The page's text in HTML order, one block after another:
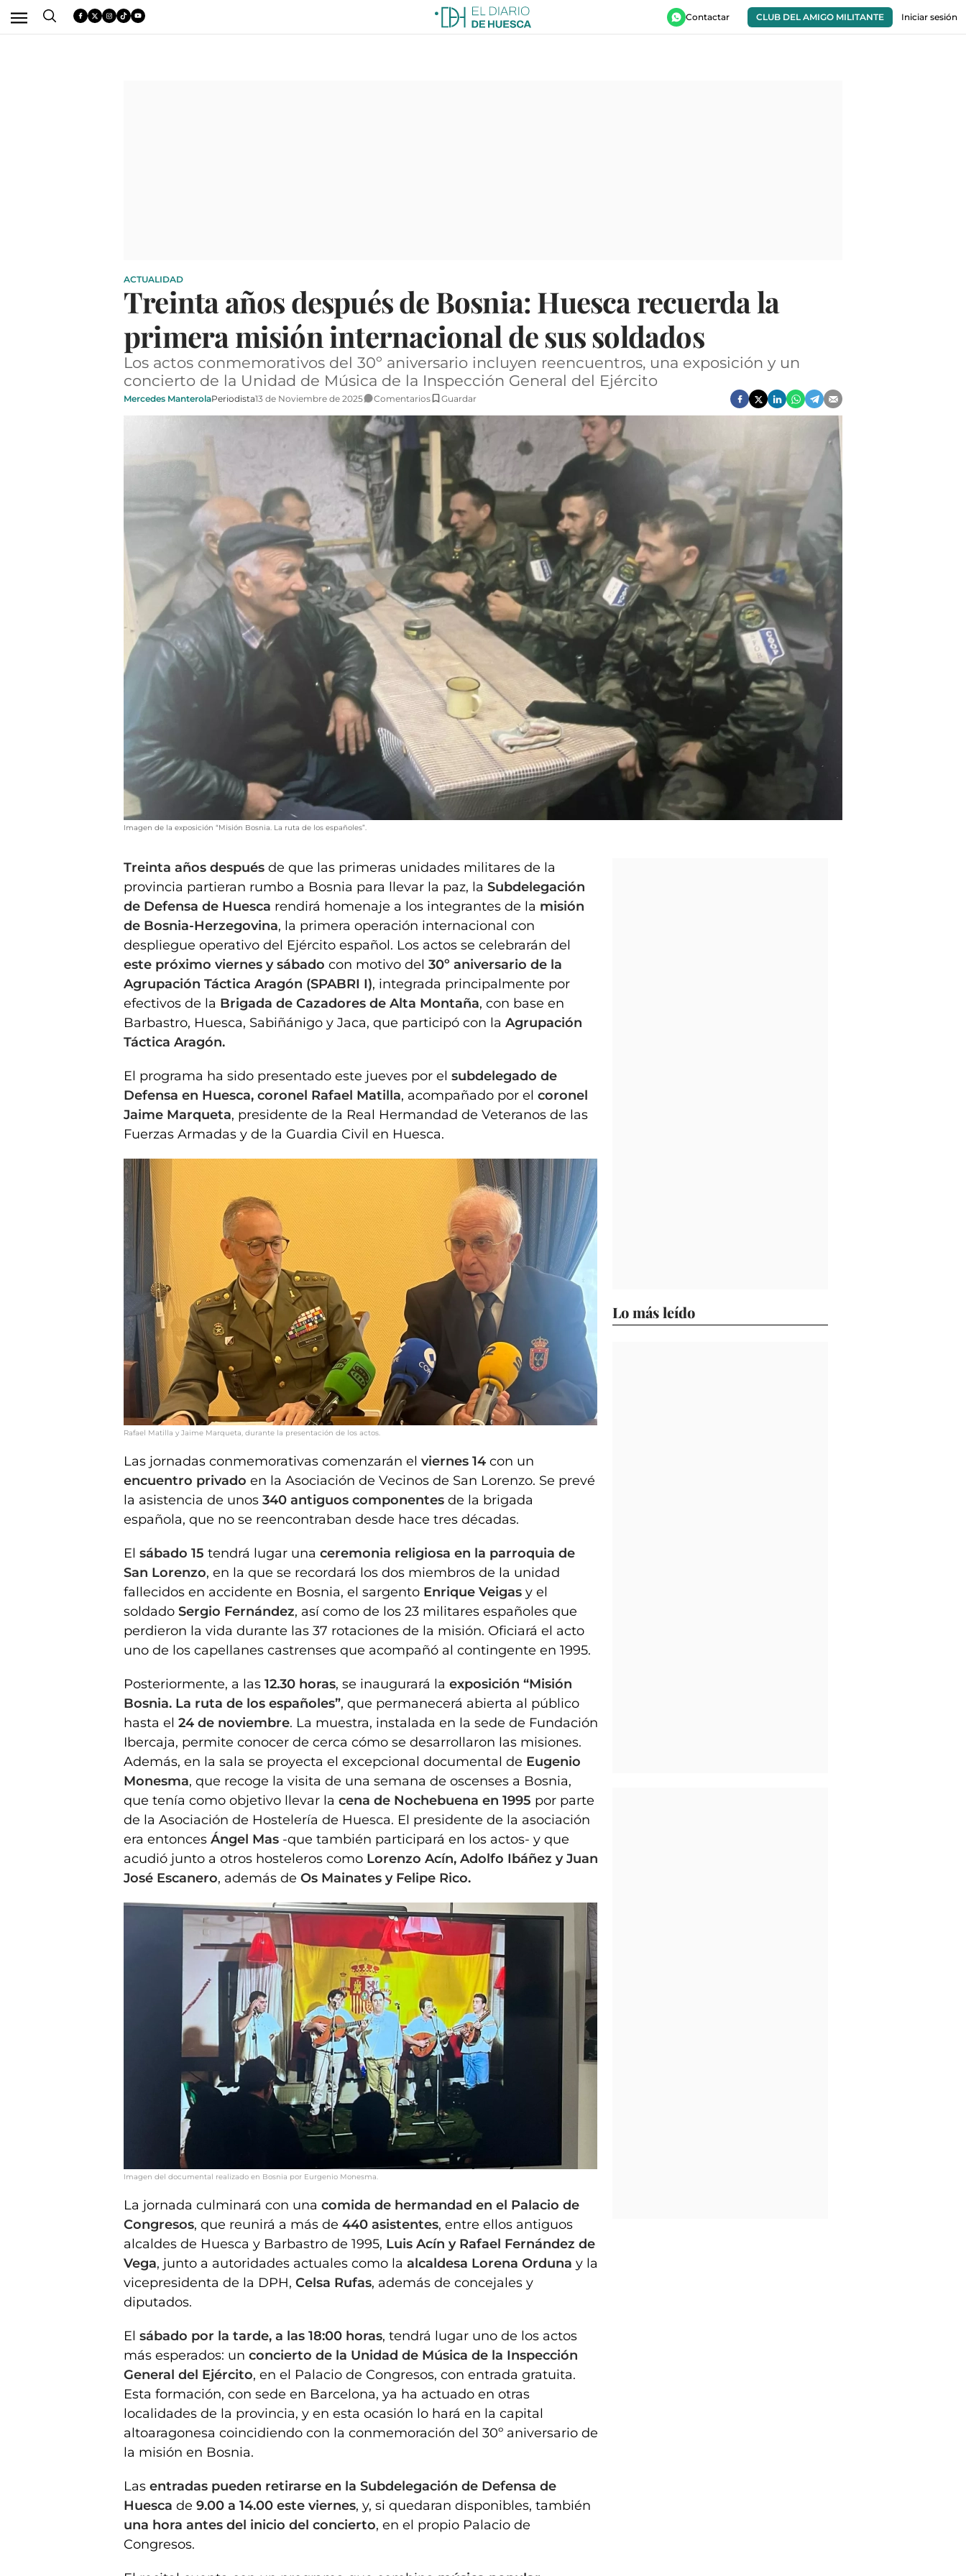
Contactar CLUB DEL AMIGO MILITANTE Iniciar sesión
ACTUALIDAD
Treinta años después de Bosnia: Huesca recuerda la
primera misión internacional de sus soldados
Los actos conmemorativos del 30º aniversario incluyen reencuentros, una exposición y un
concierto de la Unidad de Música de la Inspección General del Ejército
Mercedes ManterolaPeriodista13 de Noviembre de 2025 Comentarios Guardar
Imagen de la exposición “Misión Bosnia. La ruta de los españoles”.
Treinta años después de que las primeras unidades militares de la
provincia partieran rumbo a Bosnia para llevar la paz, la Subdelegación
de Defensa de Huesca rendirá homenaje a los integrantes de la misión
de Bosnia-Herzegovina, la primera operación internacional con
despliegue operativo del Ejército español. Los actos se celebrarán del
este próximo viernes y sábado con motivo del 30º aniversario de la
Agrupación Táctica Aragón (SPABRI I), integrada principalmente por
efectivos de la Brigada de Cazadores de Alta Montaña, con base en
Barbastro, Huesca, Sabiñánigo y Jaca, que participó con la Agrupación
Táctica Aragón.
El programa ha sido presentado este jueves por el subdelegado de
Defensa en Huesca, coronel Rafael Matilla, acompañado por el coronel
Jaime Marqueta, presidente de la Real Hermandad de Veteranos de las
Fuerzas Armadas y de la Guardia Civil en Huesca.
Rafael Matilla y Jaime Marqueta, durante la presentación de los actos.
Las jornadas conmemorativas comenzarán el viernes 14 con un
encuentro privado en la Asociación de Vecinos de San Lorenzo. Se prevé
la asistencia de unos 340 antiguos componentes de la brigada
española, que no se reencontraban desde hace tres décadas.
El sábado 15 tendrá lugar una ceremonia religiosa en la parroquia de
San Lorenzo, en la que se recordará los dos miembros de la unidad
fallecidos en accidente en Bosnia, el sargento Enrique Veigas y el
soldado Sergio Fernández, así como de los 23 militares españoles que
perdieron la vida durante las 37 rotaciones de la misión. Oficiará el acto
uno de los capellanes castrenses que acompañó al contingente en 1995.
Posteriormente, a las 12.30 horas, se inaugurará la exposición “Misión
Bosnia. La ruta de los españoles”, que permanecerá abierta al público
hasta el 24 de noviembre. La muestra, instalada en la sede de Fundación
Ibercaja, permite conocer de cerca cómo se desarrollaron las misiones.
Además, en la sala se proyecta el excepcional documental de Eugenio
Monesma, que recoge la visita de una semana de oscenses a Bosnia,
que tenía como objetivo llevar la cena de Nochebuena en 1995 por parte
de la Asociación de Hostelería de Huesca. El presidente de la asociación
era entonces Ángel Mas -que también participará en los actos- y que
acudió junto a otros hosteleros como Lorenzo Acín, Adolfo Ibáñez y Juan
José Escanero, además de Os Mainates y Felipe Rico.
Imagen del documental realizado en Bosnia por Eurgenio Monesma.
La jornada culminará con una comida de hermandad en el Palacio de
Congresos, que reunirá a más de 440 asistentes, entre ellos antiguos
alcaldes de Huesca y Barbastro de 1995, Luis Acín y Rafael Fernández de
Vega, junto a autoridades actuales como la alcaldesa Lorena Orduna y la
vicepresidenta de la DPH, Celsa Rufas, además de concejales y
diputados.
El sábado por la tarde, a las 18:00 horas, tendrá lugar uno de los actos
más esperados: un concierto de la Unidad de Música de la Inspección
General del Ejército, en el Palacio de Congresos, con entrada gratuita.
Esta formación, con sede en Barcelona, ya ha actuado en otras
localidades de la provincia, y en esta ocasión lo hará en la capital
altoaragonesa coincidiendo con la conmemoración del 30º aniversario de
la misión en Bosnia.
Las entradas pueden retirarse en la Subdelegación de Defensa de
Huesca de 9.00 a 14.00 este viernes, y, si quedaran disponibles, también
una hora antes del inicio del concierto, en el propio Palacio de
Congresos.
Lo más leído